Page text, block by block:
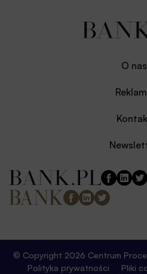
O nas
© Copyright 2026 Centrum
Polityka prywatności
Pliki